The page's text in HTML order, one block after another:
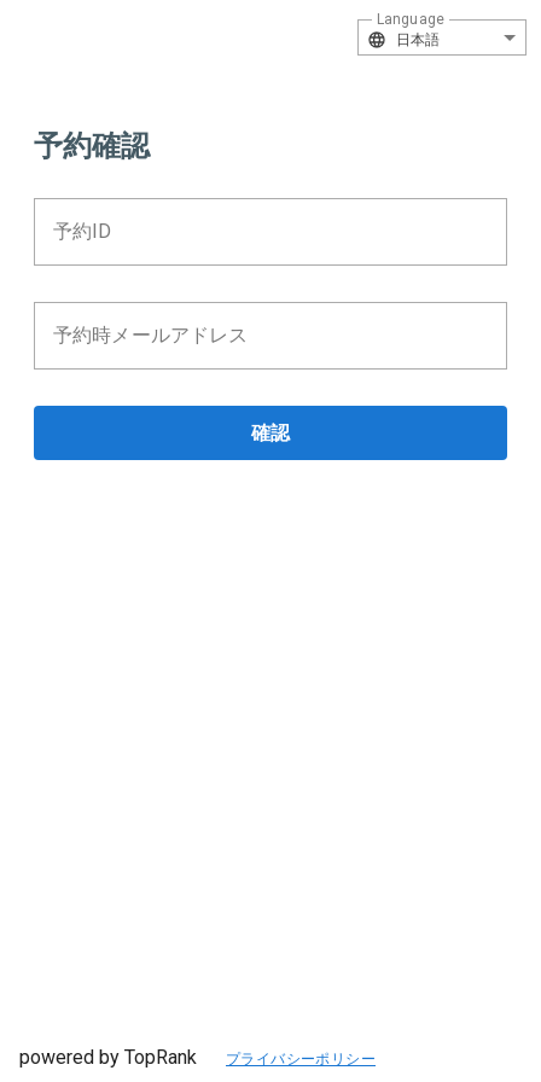
日本語
Language
予約確認
予約ID
予約時メールアドレス
確認
powered by TopRank プライバシーポリシー